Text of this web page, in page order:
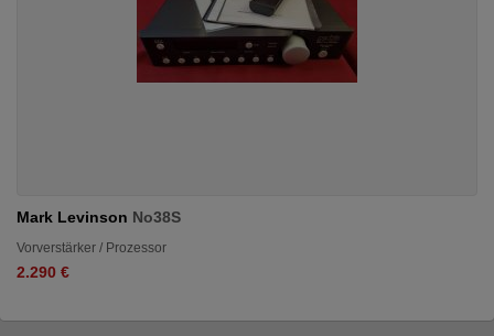
Mark Levinson No38S
Vorverstärker / Prozessor
2.290 €